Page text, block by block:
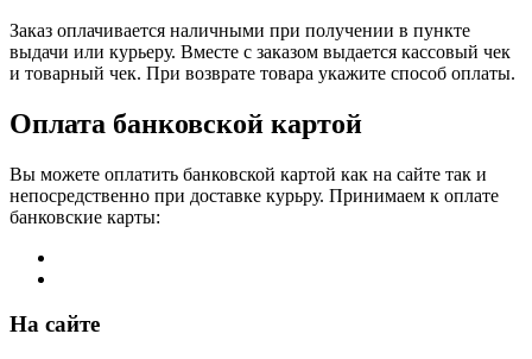
Заказ оплачивается наличными при получении в пункте
выдачи или курьеру. Вместе с заказом выдается кассовый чек
и товарный чек. При возврате товара укажите способ оплаты.
Оплата банковской картой
Вы можете оплатить банковской картой как на сайте так и
непосредственно при доставке курьру. Принимаем к оплате
банковские карты:
На сайте